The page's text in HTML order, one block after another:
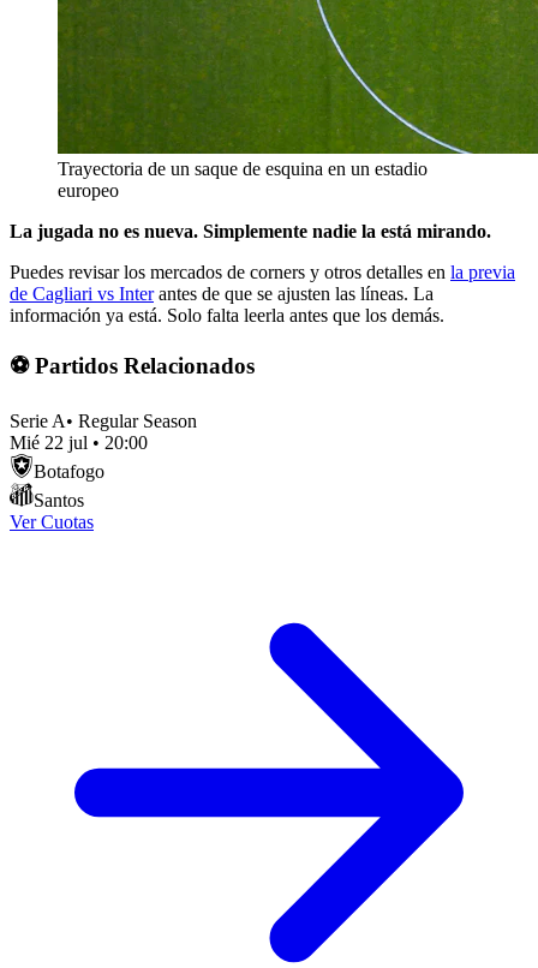
Trayectoria de un saque de esquina en un estadio
europeo
La jugada no es nueva. Simplemente nadie la está mirando.
Puedes revisar los mercados de corners y otros detalles en la previa
de Cagliari vs Interantes de que se ajusten las líneas. La
información ya está. Solo falta leerla antes que los demás.
⚽ Partidos Relacionados
Serie A• Regular Season
Mié 22 jul • 20:00
Botafogo
Santos
Ver Cuotas